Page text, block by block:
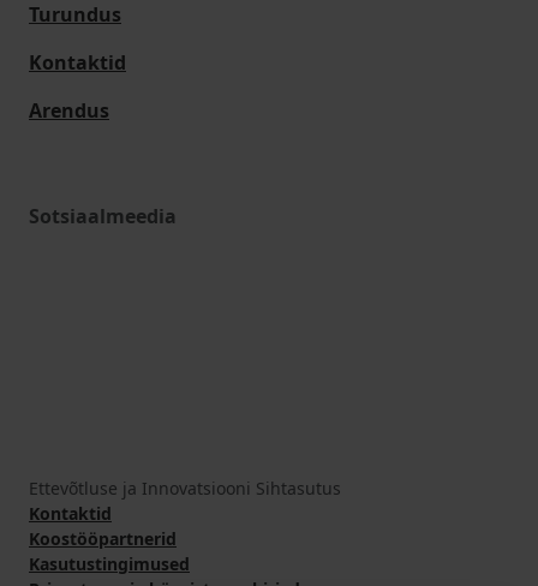
Turundus
Kontaktid
Arendus
Sotsiaalmeedia
Ettevõtluse ja Innovatsiooni Sihtasutus
Kontaktid
Koostööpartnerid
Kasutustingimused